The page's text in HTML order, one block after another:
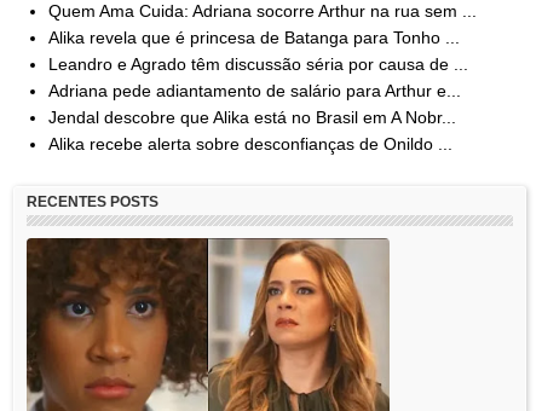
Quem Ama Cuida: Adriana socorre Arthur na rua sem ...
Alika revela que é princesa de Batanga para Tonho ...
Leandro e Agrado têm discussão séria por causa de ...
Adriana pede adiantamento de salário para Arthur e...
Jendal descobre que Alika está no Brasil em A Nobr...
Alika recebe alerta sobre desconfianças de Onildo ...
RECENTES POSTS